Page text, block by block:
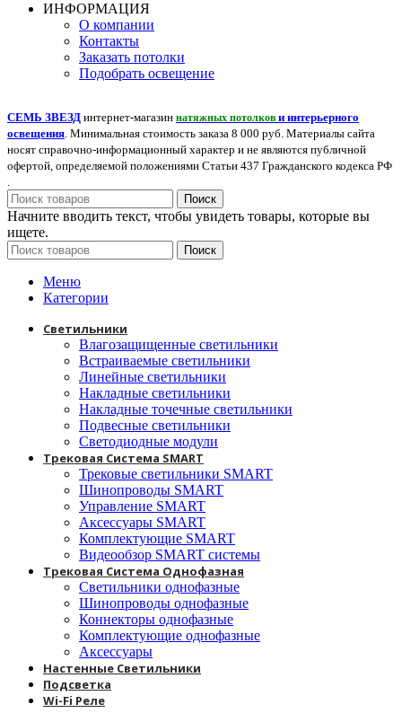
ИНФОРМАЦИЯ
О компании
Контакты
Заказать потолки
Подобрать освещение
СЕМЬ ЗВЕЗД интернет-магазин натяжных потолков и интерьерного
освещения. Минимальная стоимость заказа 8 000 руб. Материалы сайта
носят справочно-информационный характер и не являются публичной
офертой, определяемой положениями Статьи 437 Гражданского кодекса РФ
.
Поиск
Начните вводить текст, чтобы увидеть товары, которые вы
ищете.
Поиск
Меню
Категории
Светильники
Влагозащищенные светильники
Встраиваемые светильники
Линейные светильники
Накладные светильники
Накладные точечные светильники
Подвесные светильники
Светодиодные модули
Трековая Система SMART
Трековые светильники SMART
Шинопроводы SMART
Управление SMART
Аксессуары SMART
Комплектующие SMART
Видеообзор SMART системы
Трековая Система Однофазная
Светильники однофазные
Шинопроводы однофазные
Коннекторы однофазные
Комплектующие однофазные
Аксессуары
Настенные Светильники
Подсветка
Wi-Fi Реле